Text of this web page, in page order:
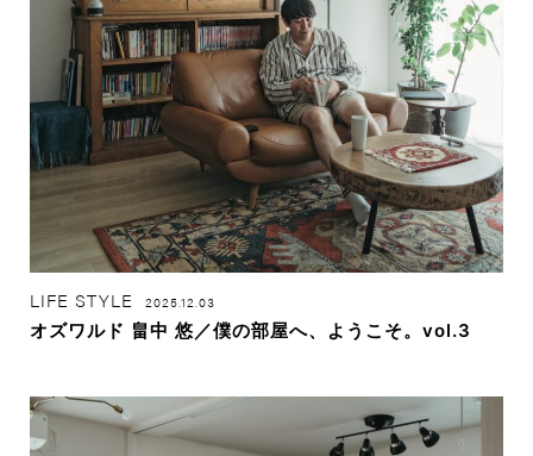
LIFE STYLE 2025.12.03
オズワルド 畠中 悠／僕の部屋へ、ようこそ。vol.3